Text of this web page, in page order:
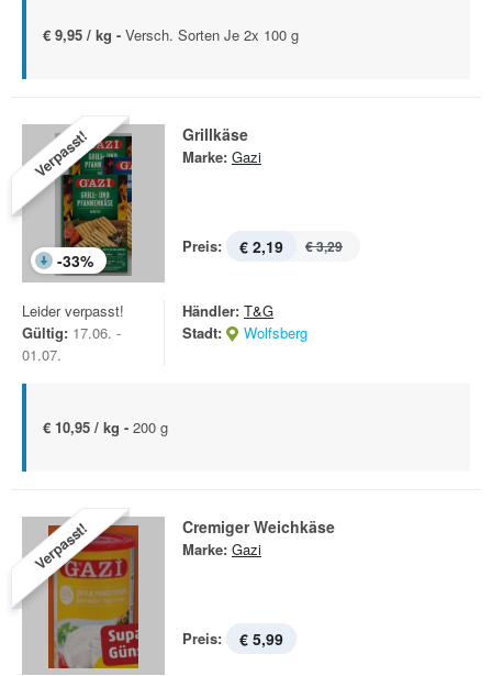
€ 9,95 / kg - Versch. Sorten Je 2x 100 g
Verpasst!
-33%
Grillkäse
Marke: Gazi
Preis: € 2,19 € 3,29
Leider verpasst!
Gültig: 17.06. -
01.07.
Händler: T&G
Stadt:
Wolfsberg
€ 10,95 / kg - 200 g
Verpasst! Cremiger Weichkäse
Marke: Gazi
Preis: € 5,99